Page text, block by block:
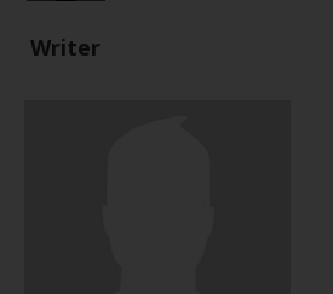
Writer